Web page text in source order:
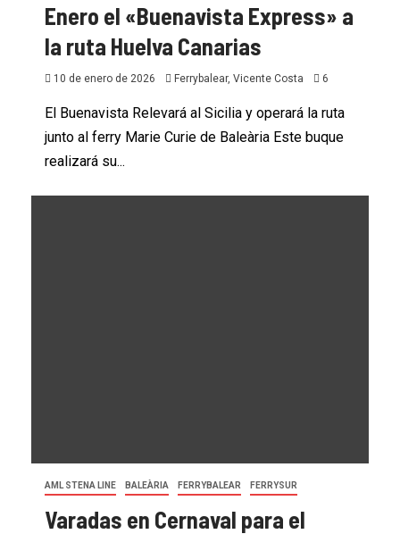
Enero el «Buenavista Express» a
la ruta Huelva Canarias
10 de enero de 2026 Ferrybalear, Vicente Costa 6
El Buenavista Relevará al Sicilia y operará la ruta
junto al ferry Marie Curie de Baleària Este buque
realizará su...
AML STENA LINE BALEÀRIA FERRYBALEAR FERRYSUR
Varadas en Cernaval para el